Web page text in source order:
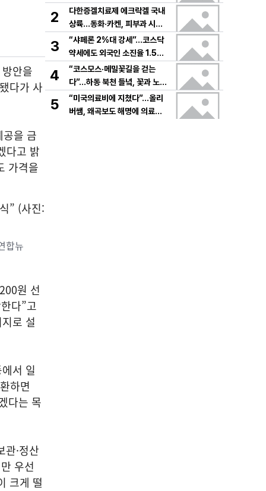
안을
다가 사
을 금
다고 밝
가격을
합뉴
원 선
다”고
로 설
서 일
하면
다는 목
·정산
우선
크게 떨
K뷰티 고도화
2
다한증겔치료제 에크락겔 국내
상륙…동화·카켄, 피부과 시장
공략
3
“샤페론 2%대 강세”…코스닥
약세에도 외국인 소진율 1.5
9% 기록
4
“코스모스·메밀꽃길을 걷는
다”…하동 북천 들녘, 꽃과 노래
로 물드는 가을의 하루
5
“미국의료비에 지쳤다”…올리
버쌤, 왜곡보도 해명에 의료시